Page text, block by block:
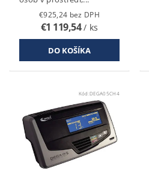
€925,24 bez DPH
€1 119,54/ ks
Kód:DEGA05CH4